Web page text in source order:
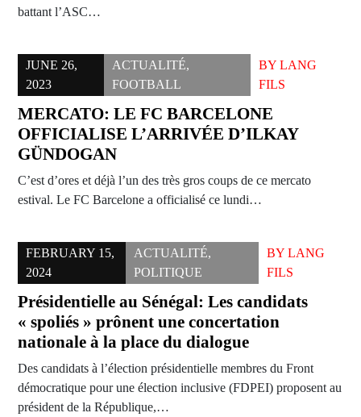
battant l’ASC…
JUNE 26,
2023
ACTUALITÉ,
FOOTBALL
BYLANG
FILS
MERCATO: LE FC BARCELONE
OFFICIALISE L’ARRIVÉE D’ILKAY
GÜNDOGAN
C’est d’ores et déjà l’un des très gros coups de ce mercato
estival. Le FC Barcelone a officialisé ce lundi…
FEBRUARY 15,
2024
ACTUALITÉ,
POLITIQUE
BY LANG
FILS
Présidentielle au Sénégal: Les candidats
« spoliés » prônent une concertation
nationale à la place du dialogue
Des candidats à l’élection présidentielle membres du Front
démocratique pour une élection inclusive (FDPEI) proposent au
président de la République,…